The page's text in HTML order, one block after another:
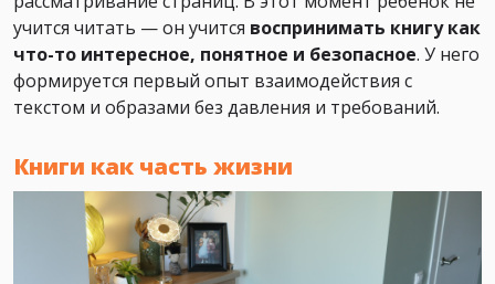
учится читать — он учится воспринимать книгу как
что-то интересное, понятное и безопасное. У него
формируется первый опыт взаимодействия с
текстом и образами без давления и требований.
Книги как часть жизни